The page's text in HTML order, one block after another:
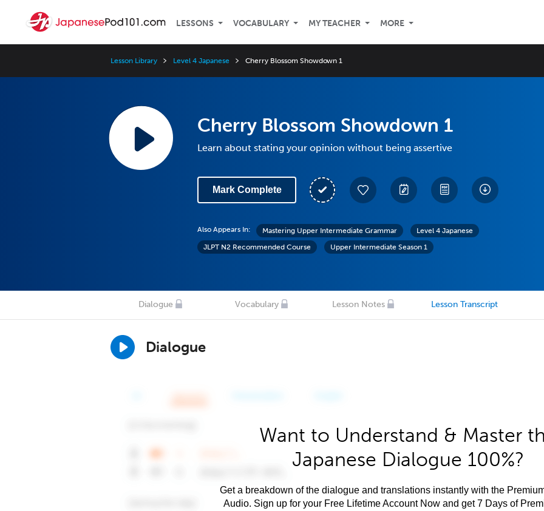
LESSONS VOCABULARY MY TEACHER MORE
Lesson Library Level 4 Japanese Cherry Blossom Showdown 1
Cherry Blossom Showdown 1
Learn about stating your opinion without being assertive
Mark Complete
Also Appears In: Mastering Upper Intermediate Grammar
Level 4 Japanese
JLPT N2 Recommended Course
Upper Intermediate Season 1
Dialogue Vocabulary Lesson Notes Lesson Transcript
Dialogue
Want to Understand & Master
Japanese Dialogue 100%?
Get a breakdown of the dialogue and translations instantly with the
Audio. Sign up for your Free Lifetime Account Now and get 7 Days of